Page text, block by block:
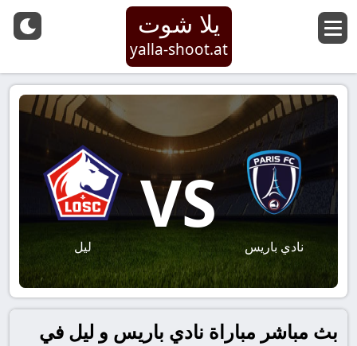
يلا شوت
yalla-shoot.at
نادي باريس
VS
ليل
بث مباشر مباراة نادي باريس و ليل في